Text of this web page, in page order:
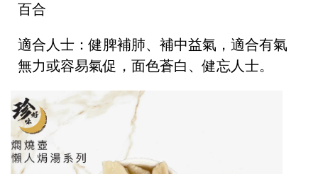
百合
適合人士：健脾補肺、補中益氣，適合有氣
無力或容易氣促，面色蒼白、健忘人士。